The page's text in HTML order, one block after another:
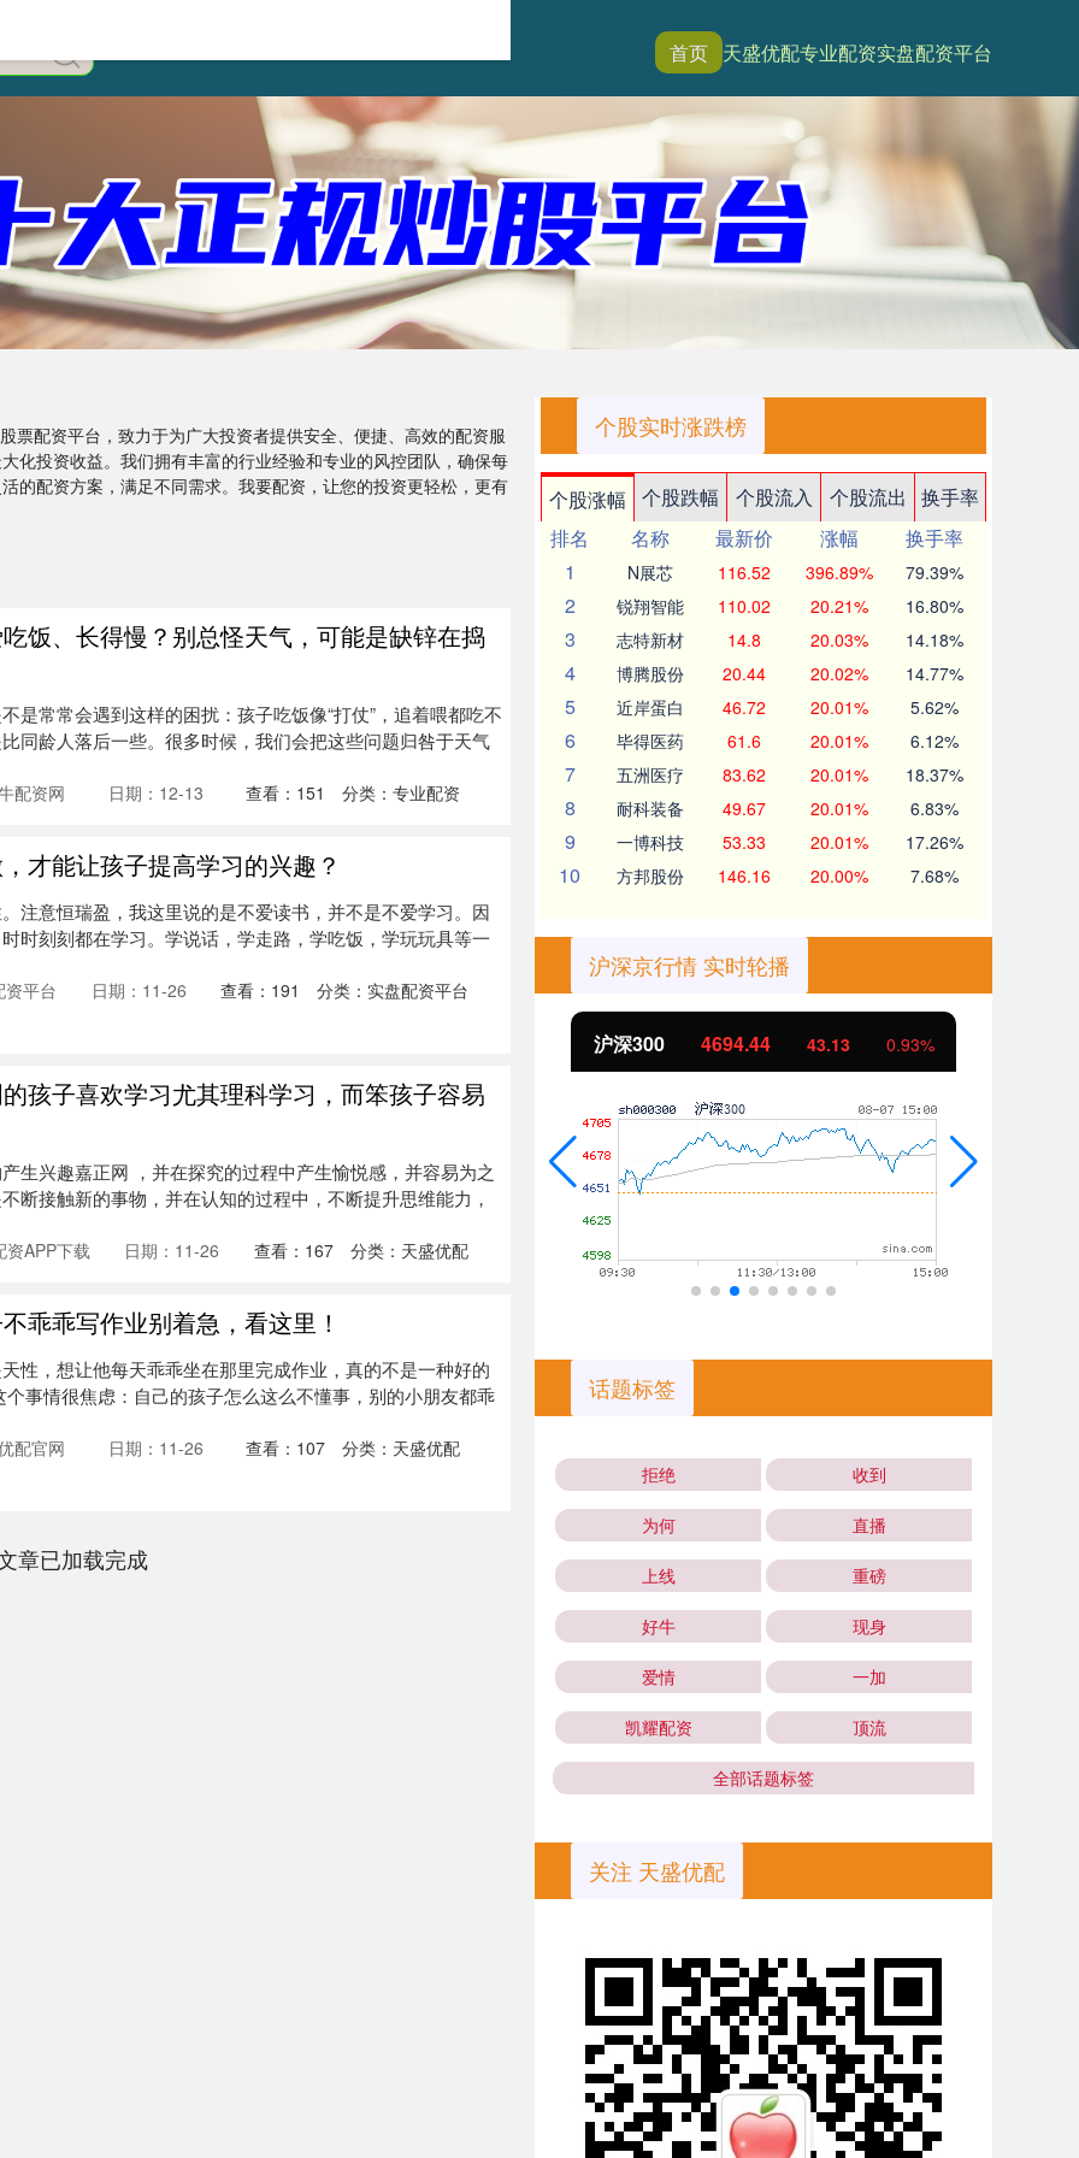
首页 天盛优配专业配资实盘配资平台
票配资平台，致力于为广大投资者提供安全、便捷、高效的配资服
化投资收益。我们拥有丰富的行业经验和专业的风控团队，确保每
的配资方案，满足不同需求。我要配资，让您的投资更轻松，更有
饭、长得慢？别总怪天气，可能是缺锌在捣
是常常会遇到这样的困扰：孩子吃饭像“打仗”，追着喂都吃不
同龄人落后一些。很多时候，我们会把这些问题归咎于天气
配资网 日期：12-13 查看： 151 分类： 专业配资
才能让孩子提高学习的兴趣？
注意恒瑞盈，我这里说的是不爱读书，并不是不爱学习。因
时刻刻都在学习。学说话，学走路，学吃饭，学玩玩具等一
资平台 日期：11-26 查看： 191 分类： 实盘配资平台
孩子喜欢学习尤其理科学习，而笨孩子容易
生兴趣嘉正网 ，并在探究的过程中产生愉悦感，并容易为之
断接触新的事物，并在认知的过程中，不断提升思维能力，
资APP下载 日期：11-26 查看： 167 分类： 天盛优配
乖乖写作业别着急，看这里！
性，想让他每天乖乖坐在那里完成作业，真的不是一种好的
事情很焦虑：自己的孩子怎么这么不懂事，别的小朋友都乖
配官网 日期：11-26 查看： 107 分类： 天盛优配
章已加载完成
个股实时涨跌榜
个股涨幅 个股跌幅 个股流入 个股流出
换手率
排名
名称 最新价 涨幅
换手率
1
N展芯 116.52 396.89% 79.39%
2 锐翔智能 110.02 20.21% 16.80%
3 志特新材 14.8 20.03% 14.18%
4 博腾股份 20.44 20.02% 14.77%
5 近岸蛋白 46.72 20.01% 5.62%
6 毕得医药 61.6 20.01% 6.12%
7 五洲医疗 83.62 20.01% 18.37%
8 耐科装备 49.67 20.01% 6.83%
9 一博科技 53.33 20.01% 17.26%
10 方邦股份 146.16 20.00% 7.68%
沪深京行情 实时轮播
沪深300 4694.44 43.13 0.93%
话题标签
拒绝 收到
为何 直播
上线 重磅
好牛 现身
爱情 一加
凯耀配资 顶流
全部话题标签
关注 天盛优配